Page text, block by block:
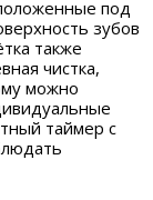
под
зубов
также
чистка,
можно
таймер с